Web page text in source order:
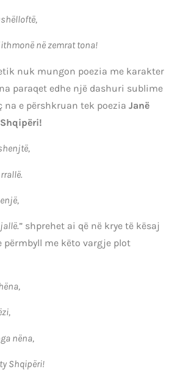
në zemrat tona!
nuk mungon poezia me karakter
paraqet edhe një dashuri sublime
na e përshkruan tek poezia Janë
.” shprehet ai që në krye të kësaj
përmbyll me këto vargje plot
nëna,
Shqipëri!